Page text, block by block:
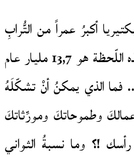
أكبرُ عمراً من التُّرابِ
وإن كانَ عمرُ الكونِ حتّى هذه اللّحظة هو 13,7 مليار عام
الذي يمكنُ أنْ تشكّلَهُ
وطموحاتكَ ومورِّثاتكَ
!؟ وما نسبةُ الثواني